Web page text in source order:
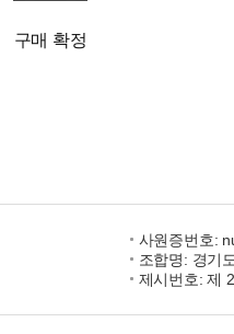
구매 확정
사원증번호:
조합명: 경기
제시번호: 제